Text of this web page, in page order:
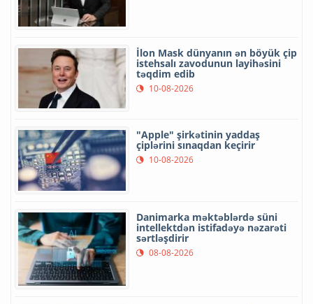
İlon Mask dünyanın ən böyük çip
istehsalı zavodunun layihəsini
təqdim edib
10-08-2026
"Apple" şirkətinin yaddaş
çiplərini sınaqdan keçirir
10-08-2026
Danimarka məktəblərdə süni
intellektdən istifadəyə nəzarəti
sərtləşdirir
08-08-2026